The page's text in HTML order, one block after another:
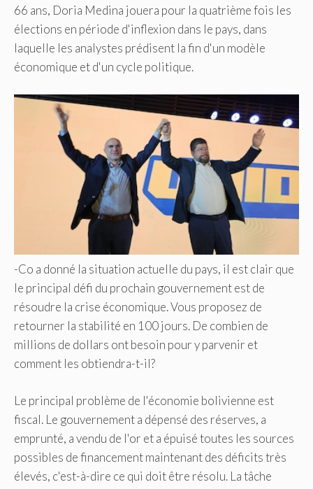
66 ans, Doria Medina jouera pour la quatrième fois les
élections en période d'inflexion dans le pays, dans
laquelle les analystes prédisent la fin d'un modèle
économique et d'un cycle politique.
-Co a donné la situation actuelle du pays, il est clair que
le principal défi du prochain gouvernement est de
résoudre la crise économique. Vous proposez de
retourner la stabilité en 100 jours. De combien de
millions de dollars ont besoin pour y parvenir et
comment les obtiendra-t-il?
Le principal problème de l'économie bolivienne est
fiscal. Le gouvernement a dépensé des réserves, a
emprunté, a vendu de l'or et a épuisé toutes les sources
possibles de financement maintenant des déficits très
élevés, c'est-à-dire ce qui doit être résolu. La tâche